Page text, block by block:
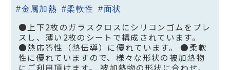
#金属加熱 #柔軟性 #面状
●上下2枚のガラスクロスにシリコンゴムをプレ
スし、薄い2枚のシートで構成されています。
●熱応答性（熱伝導）に優れています。 ●柔軟
性に優れていますので、様々な形状の被加熱物